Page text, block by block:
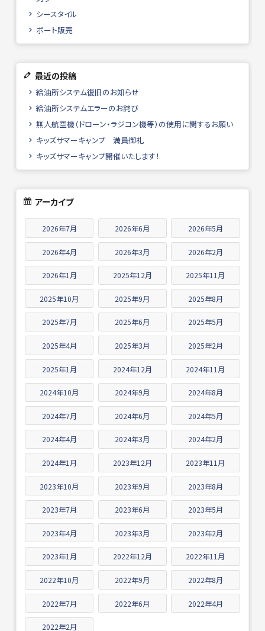
シースタイル
ボート販売
最近の投稿
給油所システム復旧のお知らせ
給油所システムエラーのお詫び
無人航空機（ドローン・ラジコン機等）の使用に関するお願い
キッズサマーキャンプ 満員御礼
キッズサマーキャンプ開催いたします！
アーカイブ
2026年7月 2026年6月 2026年5月
2026年4月 2026年3月 2026年2月
2026年1月 2025年12月 2025年11月
2025年10月 2025年9月 2025年8月
2025年7月 2025年6月 2025年5月
2025年4月 2025年3月 2025年2月
2025年1月 2024年12月 2024年11月
2024年10月 2024年9月 2024年8月
2024年7月 2024年6月 2024年5月
2024年4月 2024年3月 2024年2月
2024年1月 2023年12月 2023年11月
2023年10月 2023年9月 2023年8月
2023年7月 2023年6月 2023年5月
2023年4月 2023年3月 2023年2月
2023年1月 2022年12月 2022年11月
2022年10月 2022年9月 2022年8月
2022年7月 2022年6月 2022年4月
2022年2月